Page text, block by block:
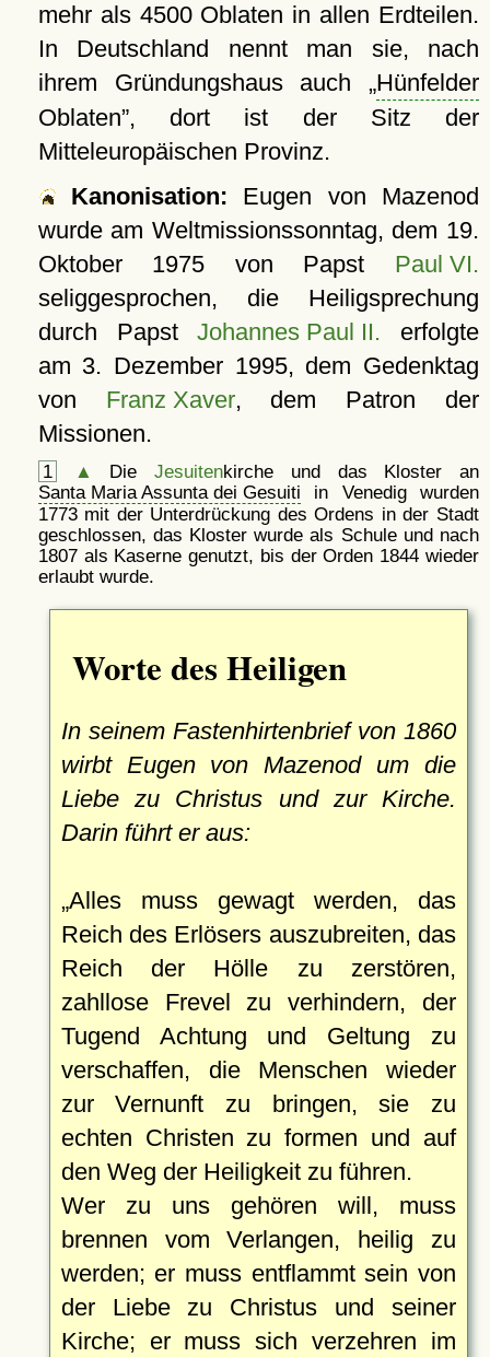
mehr als 4500 Oblaten in allen Erdteilen.
In Deutschland nennt man sie, nach
ihrem Gründungshaus auch
Hünfelder
Oblaten , dort ist der Sitz der
Mitteleuropäischen Provinz.
Kanonisation: Eugen von Mazenod
wurde am Weltmissionssonntag, dem 19.
Oktober 1975 von Papst Paul VI.
seliggesprochen, die Heiligsprechung
durch PapstJohannes Paul II. erfolgte
am 3. Dezember 1995, dem Gedenktag
von Franz Xaver, dem Patron der
Missionen.
1 ▲ DieJesuitenkirche und das Kloster an
Santa Maria Assunta dei Gesuiti in Venedig wurden
1773 mit der Unterdrückung des Ordens in der Stadt
geschlossen, das Kloster wurde als Schule und nach
1807 als Kaserne genutzt, bis der Orden 1844 wieder
erlaubt wurde.
Worte des Heiligen
In seinem Fastenhirtenbrief von 1860
wirbt Eugen von Mazenod um die
Liebe zu Christus und zur Kirche.
Darin führt er aus:
Alles muss gewagt werden, das
Reich des Erlösers auszubreiten, das
Reich der Hölle zu zerstören,
zahllose Frevel zu verhindern, der
Tugend Achtung und Geltung zu
verschaffen, die Menschen wieder
zur Vernunft zu bringen, sie zu
echten Christen zu formen und auf
den Weg der Heiligkeit zu führen.
Wer zu uns gehören will, muss
brennen vom Verlangen, heilig zu
werden; er muss entflammt sein von
der Liebe zu Christus und seiner
Kirche; er muss sich verzehren im